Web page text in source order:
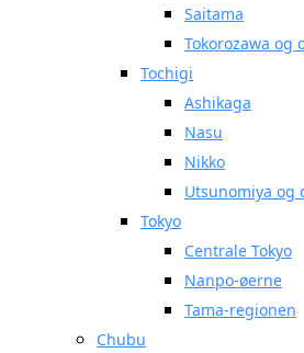
Saitama
Tokorozawa og
Tochigi
Ashikaga
Nasu
Nikko
Utsunomiya og
Tokyo
Centrale Tokyo
Nanpo-øerne
Tama-regionen
Chubu